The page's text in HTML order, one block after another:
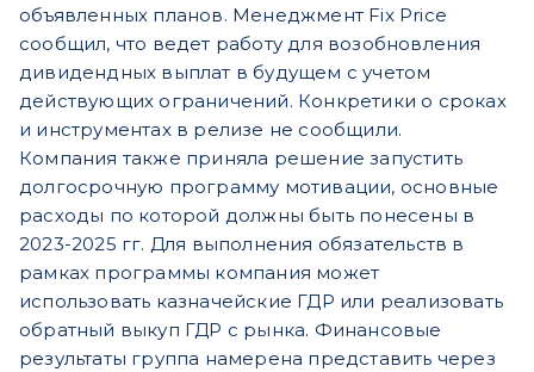
объявленных планов. Менеджмент Fix Price
сообщил, что ведет работу для возобновления
дивидендных выплат в будущем с учетом
действующих ограничений. Конкретики о сроках
и инструментах в релизе не сообщили.
Компания также приняла решение запустить
долгосрочную программу мотивации, основные
расходы по которой должны быть понесены в
2023-2025 гг. Для выполнения обязательств в
рамках программы компания может
использовать казначейские ГДР или реализовать
обратный выкуп ГДР с рынка. Финансовые
результаты группа намерена представить через